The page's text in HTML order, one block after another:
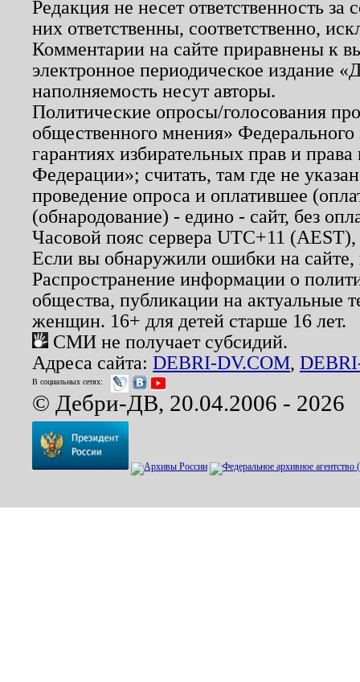
Редакция не несет ответственность
них ответственны, соответственно,
Комментарии на сайте приравнены к
электронное периодическое издание
наполняемость несут авторы.
Политические опросы/голосования
общественного мнения»
гарантиях избирательных прав и
Федерации»; считать, там где не
проведение опроса и оплатившее
(обнародование) - едино - сайт, без
Часовой пояс сервера UTC+11
Если вы обнаружили ошибки на
Распространение информации о
общества, публикации на актуальные
женщин. 16+ для детей старше 16 лет.
СМИ не получает субсидий.
Адреса сайта: DEBRI-DV.COM,
В социальных сетях:
© Дебри-ДВ, 20.04.2006 - 2026